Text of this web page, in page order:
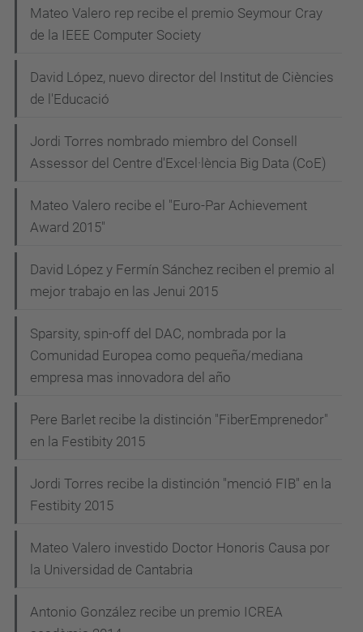
Mateo Valero rep recibe el premio Seymour Cray
de la IEEE Computer Society
David López, nuevo director del Institut de Ciències
de l'Educació
Jordi Torres nombrado miembro del Consell
Assessor del Centre d'Excel·lència Big Data (CoE)
Mateo Valero recibe el "Euro-Par Achievement
Award 2015"
David López y Fermín Sánchez reciben el premio al
mejor trabajo en las Jenui 2015
Sparsity, spin-off del DAC, nombrada por la
Comunidad Europea como pequeña/mediana
empresa mas innovadora del año
Pere Barlet recibe la distinción "FiberEmprenedor"
en la Festibity 2015
Jordi Torres recibe la distinción "menció FIB" en la
Festibity 2015
Mateo Valero investido Doctor Honoris Causa por
la Universidad de Cantabria
Antonio González recibe un premio ICREA